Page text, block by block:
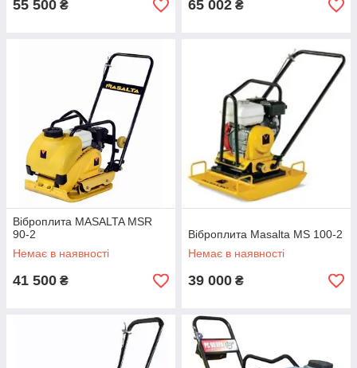
55 500 ₴ 65 002 ₴
Віброплита MASALTA MSR
90-2
Немає в наявності
41 500 ₴
Віброплита Masalta MS 100-2
Немає в наявності
39 000 ₴